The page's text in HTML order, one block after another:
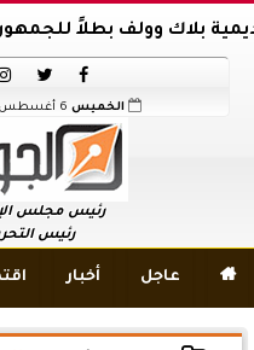
وولف بطلاً للجمهورية تحت 17


الخميس
رئيس مجلس
رئيس
 عاجل أخبار